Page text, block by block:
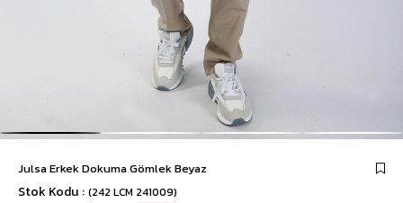
Julsa Erkek Dokuma Gömlek Beyaz
Stok Kodu (242 LCM 241009)